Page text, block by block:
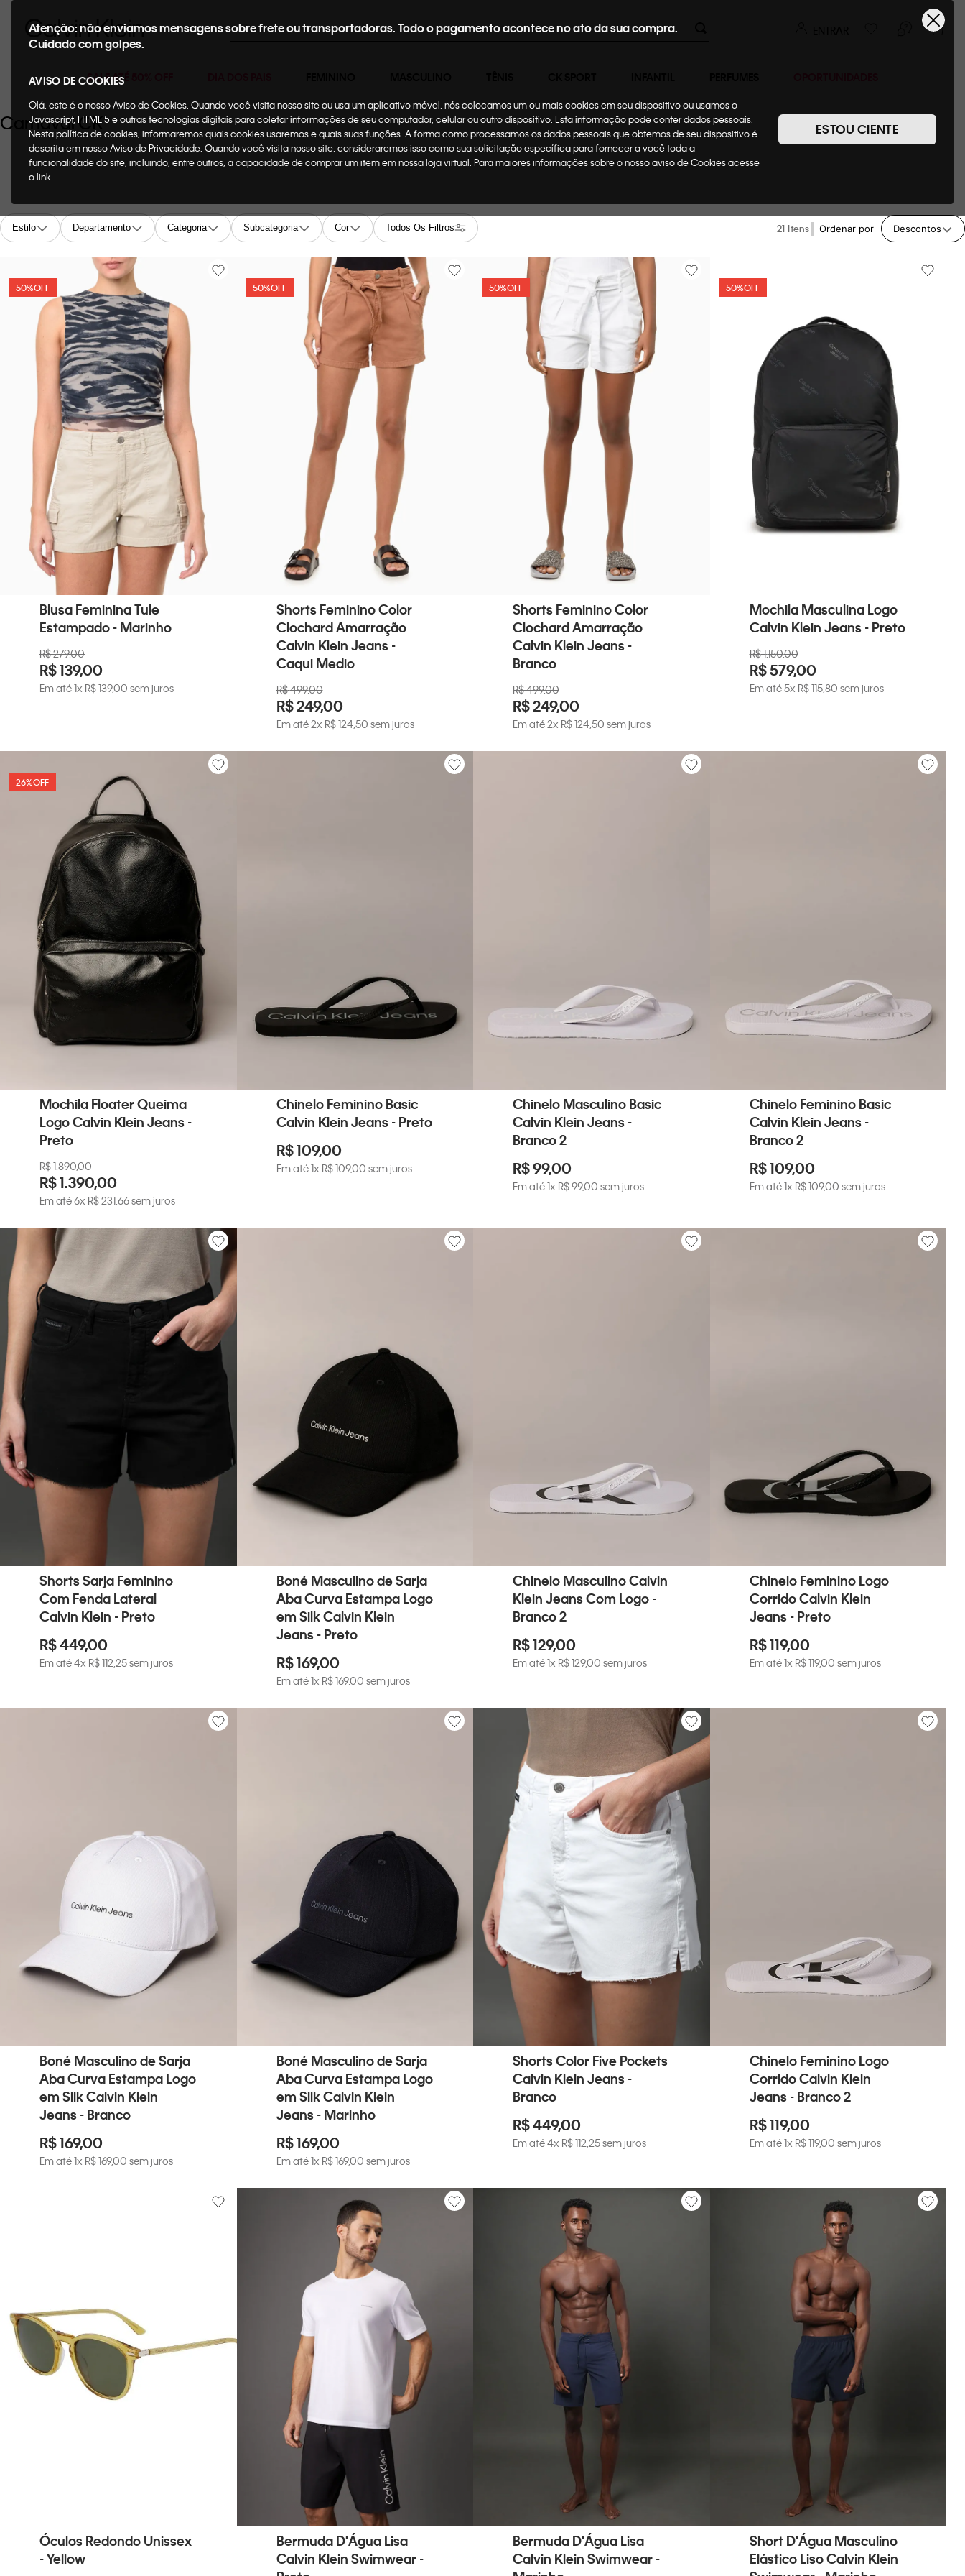
Buscar
SALE ATÉ 50% OFF
Atenção: não enviamos mensagens sobre frete ou transportadoras. Todo o pagamento acontece no ato da sua compra.
Cuidado com golpes.
AVISO DE COOKIES
Olá, este é o nosso Aviso de Cookies. Quando você visita nosso site ou usa um aplicativo móvel, nós colocamos um ou mais cookies em seu dispositivo ou usamos o
Javascript, HTML 5 e outras tecnologias digitais para coletar informações de seu computador, celular ou outro dispositivo. Esta informação pode conter dados pessoais.
Nesta política de cookies, informaremos quais cookies usaremos e quais suas funções. A forma como processamos os dados pessoais que obtemos de seu dispositivo é
descrita em nosso Aviso de Privacidade. Quando você visita nosso site, consideraremos isso como sua solicitação específica para fornecer a você toda a
funcionalidade do site, incluindo, entre outros, a capacidade de comprar um item em nossa loja virtual. Para maiores informações sobre o nosso aviso de Cookies acesse
o link.
ESTOU CIENTE
Carnaval CK
Estilo Departamento Categoria Subcategoria Cor Todos Os Filtros 21 Ordenar por Descontos
50%OFF
Blusa Feminina Tule
Estampado - Marinho
R$279,00
R$139,00
Em até1x R$139,00 sem juros
50%OFF
Shorts Feminino Color
Clochard Amarração
Calvin Klein Jeans -
Caqui Medio
R$499,00
R$249,00
Em até2x R$124,50 sem juros
50%OFF
Shorts Feminino Color
Clochard Amarração
Calvin Klein Jeans -
Branco
R$499,00
R$249,00
Em até2x R$12450 sem juros
50%OFF
Mochila Masculina Logo
Calvin Klein Jeans - Preto
R$1.150,00
R$579,00
Em até5x R$115,80 sem juros
26%OFF
Mochila Floater Queima
Logo Calvin Klein Jeans -
Preto
R$1.890,00
R$1.390,00
Em até6x R$23166sem juros
Chinelo Feminino Basic
Calvin Klein Jeans - Preto
R$109,00
Em até1x R$109,00 sem juros
Chinelo Masculino Basic
Calvin Klein Jeans -
Branco 2
R$99,00
Em até1x R$99,00 sem juros
Chinelo Feminino Basic
Calvin Klein Jeans -
Branco 2
R$109,00
Em até1x R$109,00 sem juros
Shorts Sarja Feminino
Com Fenda Lateral
Calvin Klein - Preto
R$449,00
Em até4x R$112 25sem juros
Boné Masculino de Sarja
Aba Curva Estampa Logo
em Silk Calvin Klein
Jeans - Preto
R$169,00
Em até1x R$169,00 sem juros
Chinelo Masculino Calvin
Klein Jeans Com Logo -
Branco 2
R$129,00
Em até1x R$129,00 sem juros
Chinelo Feminino Logo
Corrido Calvin Klein
Jeans - Preto
R$119,00
Em até1x R$119,00 sem juros
Boné Masculino de Sarja
Aba Curva Estampa Logo
em Silk Calvin Klein
Jeans - Branco
R$169,00
Em até1x R$169,00 sem juros
Boné Masculino de Sarja
Aba Curva Estampa Logo
em Silk Calvin Klein
Jeans - Marinho
R$169,00
Em até1x R$169,00 sem juros
Shorts Color Five Pockets
Calvin Klein Jeans -
Branco
R$449,00
Em até4x R$112 25sem juros
Chinelo Feminino Logo
Corrido Calvin Klein
Jeans - Branco 2
R$119,00
Em até1x R$119,00 sem juros
Óculos Redondo Unissex
- Yellow
Bermuda D'Água Lisa
Calvin Klein Swimwear -
Bermuda D'Água Lisa
Calvin Klein Swimwear -
Short D'Água Masculino
Elástico Liso Calvin Klein